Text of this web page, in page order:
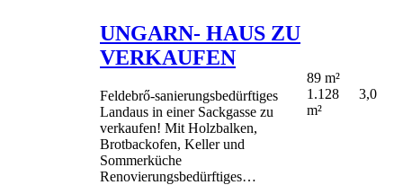
UNGARN- HAUS ZU
VERKAUFEN
Feldebrő-sanierungsbedürftiges
Landaus in einer Sackgasse zu
verkaufen! Mit Holzbalken,
Brotbackofen, Keller und
Sommerküche
Renovierungsbedürftiges…
89 m²
1.128
m²
3,0